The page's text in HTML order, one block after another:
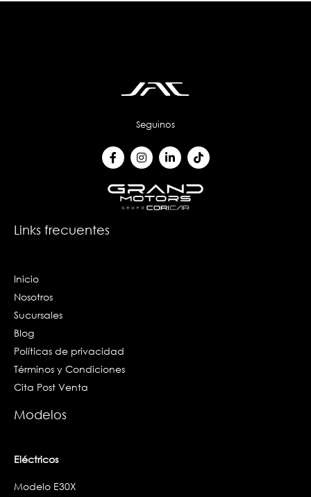
Seguinos
F
a
c
e
b
I
n
s
t
a
g
L
i
n
k
e
d
T
i
k
t
o
Links frecuentes
Inicio
Nosotros
Sucursales
Blog
Políticas de privacidad
Términos y Condiciones
Cita Post Venta
Modelos
Eléctricos
Modelo E30X